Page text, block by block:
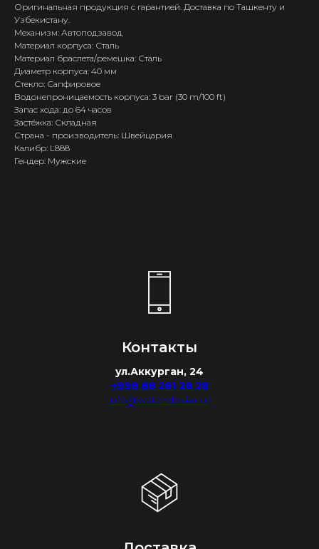
Оригинальная продукция с гарантией. Доставка по Ташкенту и
Узбекистану.
Механизм: Автоподзавод
Материал корпуса: Сталь
Материал браслета/ремешка: Сталь
Диаметр корпуса: 40 мм
Стекло: Сапфировое
Водонепроницаемость корпуса: 3 bar (30 m/100 ft)
Запас хода: до 64 часов
Застёжка: Складная
Страна - производитель: Швейцария
Калибр: L888
Гендер: Мужские
Контакты
ул.Аккурган, 24
+998 88 281 28 28
info@watchdealer.uz